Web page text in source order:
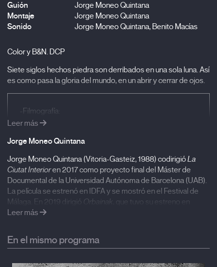
Guión
Jorge Moneo Quintana
Montaje
Jorge Moneo Quintana
Sonido
Jorge Moneo Quintana, Benito Macías
Color y B&N. DCP
Siete siglos hechos piedra son derribados en una sola luna. Así
es como pasa la gloria del mundo, en un abrir y cerrar de ojos.
-Filmografía:
Begiak Hesteko Artean (2020), Orbainak (2019), La
DOK Leipzig | Beijing International Short Film Festival
Estreno en España
Leer más
Jorge Moneo Quintana
Jorge Moneo Quintana (Vitoria-Gasteiz, 1988) codirigióLa
Ciutat Interioren 2017 como proyecto final del Máster de
Documental de la Universidad Autónoma de Barcelona (UAB).
La película se estrenó en IDFA y se mostró en el Festival de
Málaga. En 2019 dirigió Orbainak
, que tuvo su estreno en
Punto de Vista.
Leer más
En el mismo programa